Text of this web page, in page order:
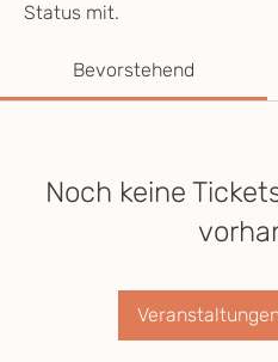
Status mit.
Bevorstehend
Noch keine